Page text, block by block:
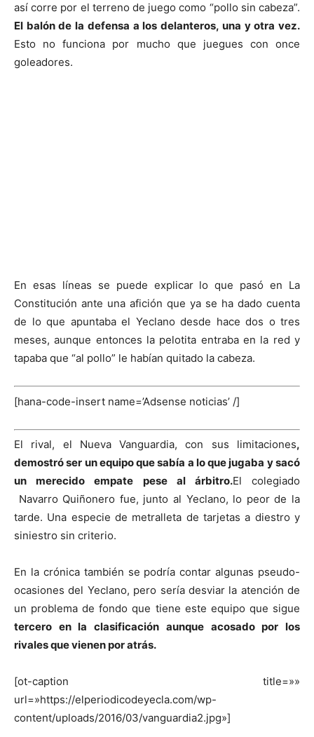
así corre por el terreno de juego como “pollo sin cabeza”.
El balón de la defensa a los delanteros, una y otra vez.
Esto no funciona por mucho que juegues con once
goleadores.
En esas líneas se puede explicar lo que pasó en La
Constitución ante una afición que ya se ha dado cuenta
de lo que apuntaba el Yeclano desde hace dos o tres
meses, aunque entonces la pelotita entraba en la red y
tapaba que “al pollo” le habían quitado la cabeza.
[hana-code-insert name=’Adsense noticias’ /]
El rival, el Nueva Vanguardia, con sus limitaciones,
demostró ser un equipo que sabía a lo que jugaba y sacó
un merecido empate pese al árbitro.El colegiado
Navarro Quiñonero fue, junto al Yeclano, lo peor de la
tarde. Una especie de metralleta de tarjetas a diestro y
siniestro sin criterio.
En la crónica también se podría contar algunas pseudo-
ocasiones del Yeclano, pero sería desviar la atención de
un problema de fondo que tiene este equipo que sigue
tercero en la clasificación aunque acosado por los
rivales que vienen por atrás.
[ot-caption title=»»
url=»https://elperiodicodeyecla.com/wp-
content/uploads/2016/03/vanguardia2.jpg»]